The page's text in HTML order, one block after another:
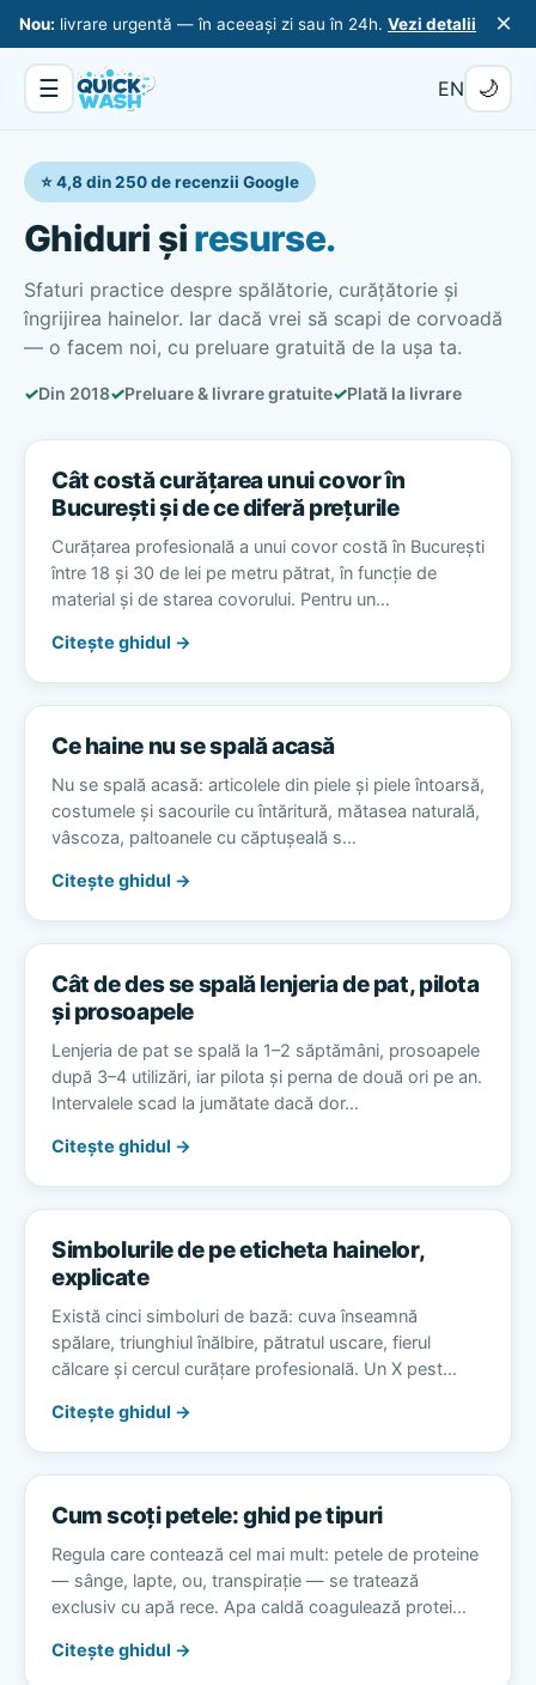
Nou: livrare urgentă — în aceeași zi sau în 24h. Vezi detalii ×
☰ EN 🌙
⭐ 4,8 din 250 de recenzii Google
Ghiduri șiresurse.
Sfaturi practice despre spălătorie, curățătorie și
îngrijirea hainelor. Iar dacă vrei să scapi de corvoadă
— o facem noi, cu preluare gratuită de la ușa ta.
✓Din 2018✓Preluare & livrare gratuite✓Plată la livrare
Cât costă curățarea unui covor în
București și de ce diferă prețurile
Curățarea profesională a unui covor costă în București
între 18 și 30 de lei pe metru pătrat, în funcție de
material și de starea covorului. Pentru un…
Citește ghidul →
Ce haine nu se spală acasă
Nu se spală acasă: articolele din piele și piele întoarsă,
costumele și sacourile cu întăritură, mătasea naturală,
vâscoza, paltoanele cu căptușeală s…
Citește ghidul →
Cât de des se spală lenjeria de pat, pilota
și prosoapele
Lenjeria de pat se spală la 1–2 săptămâni, prosoapele
după 3–4 utilizări, iar pilota și perna de două ori pe an.
Intervalele scad la jumătate dacă dor…
Citește ghidul →
Simbolurile de pe eticheta hainelor,
explicate
Există cinci simboluri de bază: cuva înseamnă
spălare, triunghiul înălbire, pătratul uscare, fierul
călcare și cercul curățare profesională. Un X pest…
Citește ghidul →
Cum scoți petele: ghid pe tipuri
Regula care contează cel mai mult: petele de proteine
— sânge, lapte, ou, transpirație — se tratează
exclusiv cu apă rece. Apa caldă coagulează protei…
Citește ghidul →